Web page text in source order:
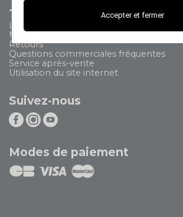
Tout savoir
Livraison
Modes de paiement
Retours
Questions commerciales fréquentes
Service après-vente
Utilisation du site internet
Suivez-nous
Modes de paiement
Accepter et fermer